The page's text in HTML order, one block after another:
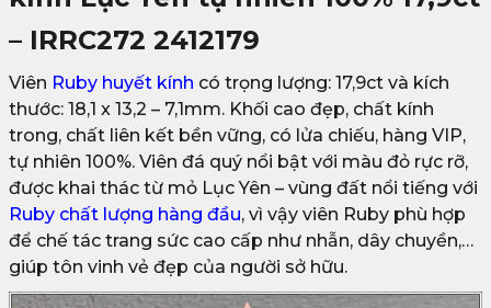
– IRRC272 2412179
Viên Ruby huyết kính có trọng lượng: 17,9ct và kích
thước: 18,1 x 13,2 – 7,1mm. Khối cao đẹp, chất kính
trong, chất liên kết bền vững, có lửa chiếu, hàng VIP,
tự nhiên 100%. Viên đá quý nổi bật với màu đỏ rực rỡ,
được khai thác từ mỏ Lục Yên – vùng đất nổi tiếng với
Ruby chất lượng hàng đầu, vì vậy viên Ruby phù hợp
để chế tác trang sức cao cấp như nhẫn, dây chuyền,…
giúp tôn vinh vẻ đẹp của người sở hữu.